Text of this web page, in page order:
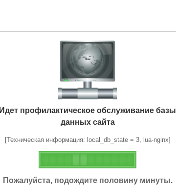
Идет профилактическое обслуживание базы
данных сайта
[Техническая информация: local_db_state = 3, lua-nginx]
Пожалуйста, подождите половину минуты.